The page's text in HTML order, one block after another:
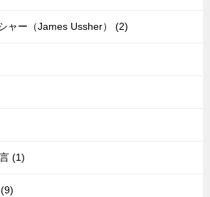
ャー（James Ussher） (2)
(1)